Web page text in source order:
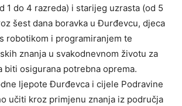
1 do 4 razreda) i starijeg uzrasta (od 5
šest dana boravka u Đurđevcu, djeca
robotikom i programiranjem te
znanja u svakodnevnom životu za
biti osigurana potrebna oprema.
ljepote Đurđevca i cijele Podravine
učiti kroz primjenu znanja iz područja